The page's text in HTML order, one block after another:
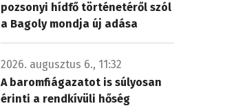
pozsonyi hídfő történetéről szól
a Bagoly mondja új adása
2026. augusztus 6., 11:32
A baromfiágazatot is súlyosan
érinti a rendkívüli hőség